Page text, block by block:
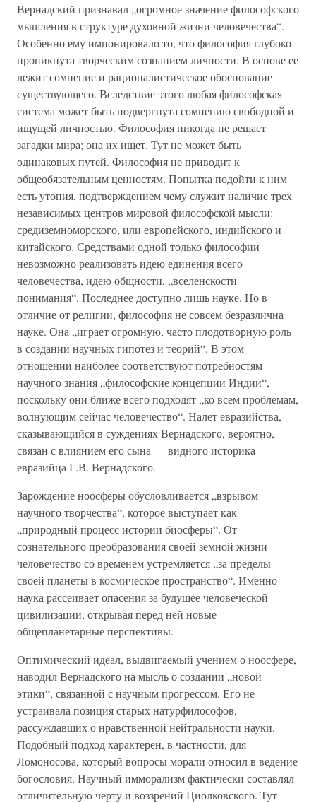
Вернадский признавал „огромное значение философского
мышления в структуре духовной жизни человечества“.
Особенно ему импонировало то, что философия глубоко
проникнута творческим сознанием личности. В основе ее
лежит сомнение и рационалистическое обоснование
существующего. Вследствие этого любая философская
система может быть подвергнута сомнению свободной и
ищущей личностью. Философия никогда не решает
загадки мира; она их ищет. Тут не может быть
одинаковых путей. Философия не приводит к
общеобязательным ценностям. Попытка подойти к ним
есть утопия, подтверждением чему служит наличие трех
независимых центров мировой философской мысли:
средиземноморского, или европейского, индийского и
китайского. Средствами одной только философии
невозможно реализовать идею единения всего
человечества, идею общности, „вселенскости
понимания“. Последнее доступно лишь науке. Но в
отличие от религии, философия не совсем безразлична
науке. Она „играет огромную, часто плодотворную роль
в создании научных гипотез и теорий“. В этом
отношении наиболее соответствуют потребностям
научного знания „философские концепции Индии“,
поскольку они ближе всего подходят „ко всем проблемам,
волнующим сейчас человечество“. Налет евразийства,
сказывающийся в суждениях Вернадского, вероятно,
связан с влиянием его сына — видного историка-
евразийца Г.В. Вернадского.
Зарождение ноосферы обусловливается „взрывом
научного творчества“, которое выступает как
„природный процесс истории биосферы“. От
сознательного преобразования своей земной жизни
человечество со временем устремляется „за пределы
своей планеты в космическое пространство“. Именно
наука рассеивает опасения за будущее человеческой
цивилизации, открывая перед ней новые
общепланетарные перспективы.
Оптимический идеал, выдвигаемый учением о ноосфере,
наводил Вернадского на мысль о создании „новой
этики“, связанной с научным прогрессом. Его не
устраивала позиция старых натурфилософов,
рассуждавших о нравственной нейтральности науки.
Подобный подход характерен, в частности, для
Ломоносова, который вопросы морали относил в ведение
богословия. Научный имморализм фактически составлял
отличительную черту и воззрений Циолковского. Тут